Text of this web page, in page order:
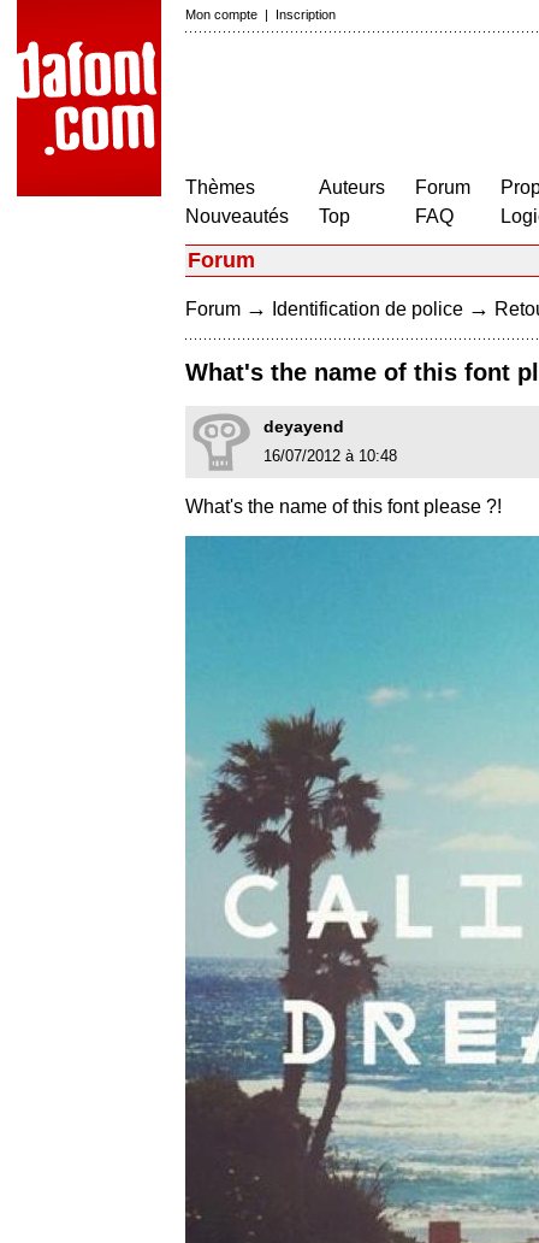
Mon compte | Inscription
Thèmes
Nouveautés
Auteurs
Top
Forum
FAQ
Forum
Forum → Identification de police →
What's the name of this font
deyayend
16/07/2012 à 10:48
What's the name of this font please ?!